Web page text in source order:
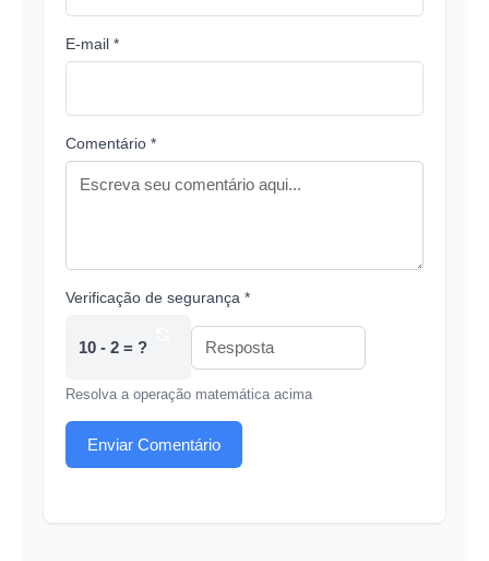
E-mail *
Comentário *
Verificação de segurança *
10 - 2 = ?
Resolva a operação matemática acima
Enviar Comentário